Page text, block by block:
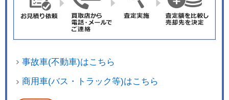
事故車(不動車)はこちら
商用車(バス・トラック等)はこちら